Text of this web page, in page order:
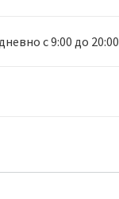
с 9:00 до 20:00